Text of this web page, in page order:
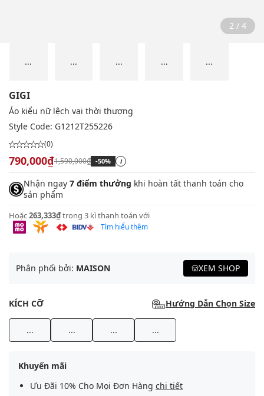
2 / 4
... ... ... ... ...
GIGI
Áo kiểu nữ lệch vai thời thượng
Style Code: G1212T255226
(0)
790,000₫1,590,000₫ -50% i
Nhận ngay 7 điểm thưởng khi hoàn tất thanh toán cho
sản phẩm
Hoặc263,333₫trong 3 kì thanh toán với
Tìm hiểu thêm
Phân phối bởi: MAISON XEM SHOP
KÍCH CỠ Hướng Dẫn Chọn Size
... ... ... ...
Khuyến mãi
Ưu Đãi 10% Cho Mọi Đơn Hàng chi tiết